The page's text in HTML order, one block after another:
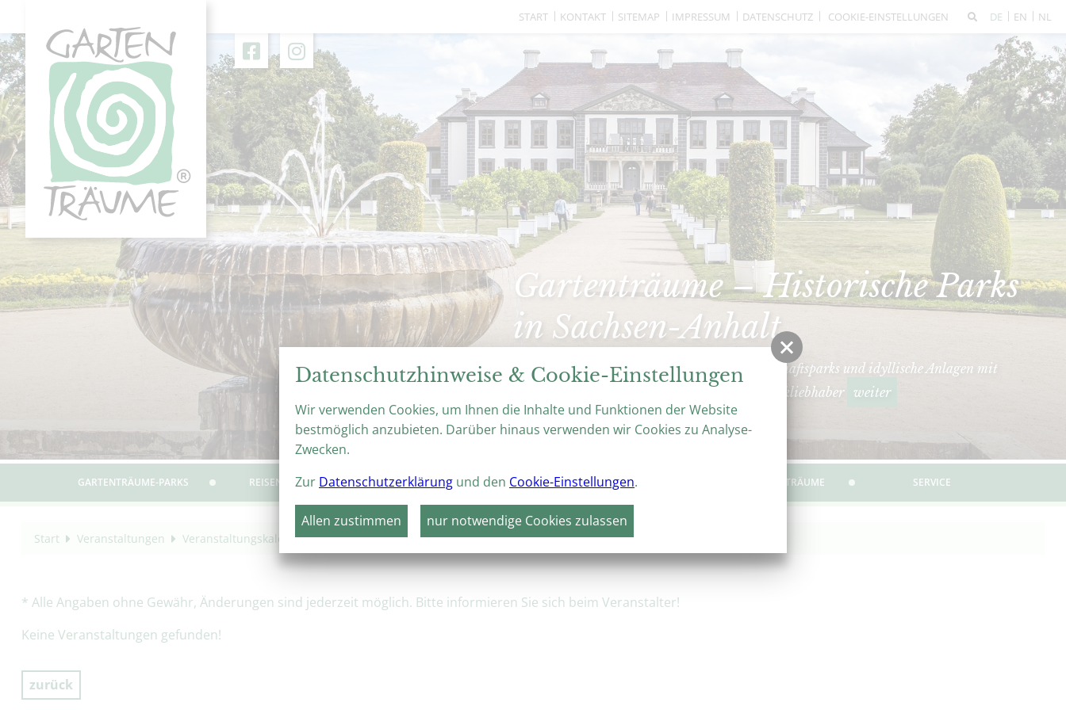
START KONTAKT SITEMAP IMPRESSUM DATENSCHUTZ COOKIE-EINSTELLUNGEN DE EN NL
Gartenträume – Historische Parks
in Sachsen-Anhalt
Prächtige Barockgärten, weltberühmte Landschaftsparks und idyllische Anlagen mit
botanischer Fülle – das ideale Reiseziel für Parkliebhaber weiter
GARTENTRÄUME-PARKS REISEN & ERLEBEN VERANSTALTUNGEN HÖHEPUNKTE 2026 ÜBER GARTENTRÄUME SERVICE
Start Veranstaltungen Veranstaltungskalender Turm- und Gewölbeführung
* Alle Angaben ohne Gewähr, Änderungen sind jederzeit möglich. Bitte informieren Sie sich beim Veranstalter!
Keine Veranstaltungen gefunden!
zurück
Datenschutzhinweise & Cookie-Einstellungen
Wir verwenden Cookies, um Ihnen die Inhalte und Funktionen der Website
bestmöglich anzubieten. Darüber hinaus verwenden wir Cookies zu Analyse-
Zwecken.
Zur Datenschutzerklärung und den Cookie-Einstellungen.
Allen zustimmen nur notwendige Cookies zulassen